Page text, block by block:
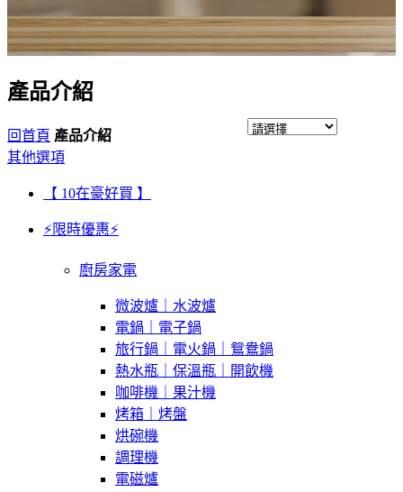
產品介紹
回首頁 產品介紹
其他選項
【 10在豪好買 】
⚡限時優惠⚡
廚房家電
微波爐｜水波爐
電鍋｜電子鍋
旅行鍋｜電火鍋｜鴛鴦鍋
熱水瓶｜保溫瓶｜開飲機
咖啡機｜果汁機
烤箱｜烤盤
烘碗機
調理機
電磁爐